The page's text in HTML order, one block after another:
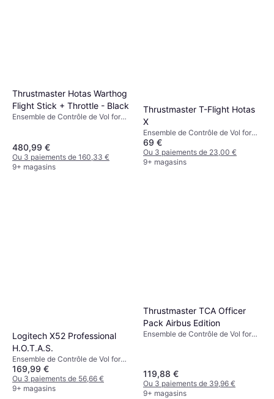
Thrustmaster Hotas Warthog
Flight Stick + Throttle - Black
Ensemble de Contrôle de Vol for
480,99 €
Ou 3 paiements de 160,33 €
9+ magasins
Thrustmaster T-Flight Hotas
X
Ensemble de Contrôle de Vol for
PC, PlayStation 3
69 €
Ou 3 paiements de 23,00 €
9+ magasins
Logitech X52 Professional
H.O.T.A.S.
Ensemble de Contrôle de Vol for
PC
169,99 €
Ou 3 paiements de 56,66 €
9+ magasins
Thrustmaster TCA Officer
Pack Airbus Edition
Ensemble de Contrôle de Vol for
119,88 €
Ou 3 paiements de 39,96 €
9+ magasins